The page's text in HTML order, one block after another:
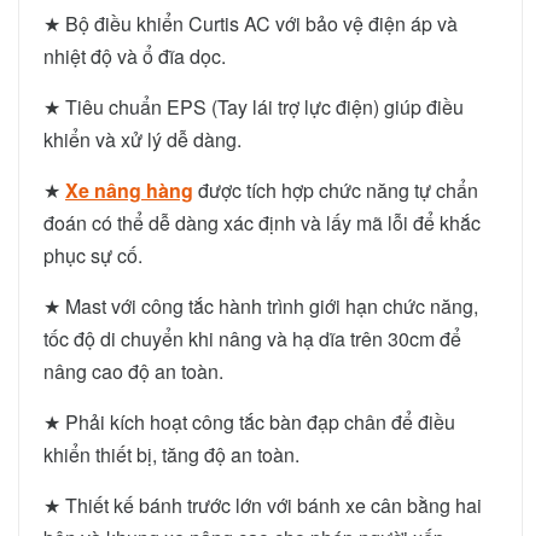
★ Bộ điều khiển Curtis AC với bảo vệ điện áp và
nhiệt độ và ổ đĩa dọc.
★ Tiêu chuẩn EPS (Tay lái trợ lực điện) giúp điều
khiển và xử lý dễ dàng.
★ Xe nâng hàng được tích hợp chức năng tự chẩn
đoán có thể dễ dàng xác định và lấy mã lỗi để khắc
phục sự cố.
★ Mast với công tắc hành trình giới hạn chức năng,
tốc độ di chuyển khi nâng và hạ dĩa trên 30cm để
nâng cao độ an toàn.
★ Phải kích hoạt công tắc bàn đạp chân để điều
khiển thiết bị, tăng độ an toàn.
★ Thiết kế bánh trước lớn với bánh xe cân bằng hai